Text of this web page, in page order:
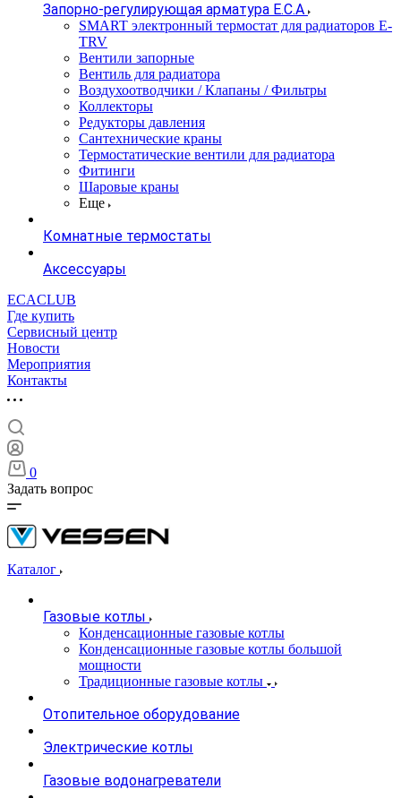
Запорно-регулирующая арматура E.C.A
SMART электронный термостат для радиаторов E-
TRV
Вентили запорные
Вентиль для радиатора
Воздухоотводчики / Клапаны / Фильтры
Коллекторы
Редукторы давления
Сантехнические краны
Термостатические вентили для радиатора
Фитинги
Шаровые краны
Еще
Комнатные термостаты
Аксессуары
ECACLUB
Где купить
Сервисный центр
Новости
Мероприятия
Контакты
0
Задать вопрос
Каталог
Газовые котлы
Конденсационные газовые котлы
Конденсационные газовые котлы большой
мощности
Традиционные газовые котлы
Отопительное оборудование
Электрические котлы
Газовые водонагреватели